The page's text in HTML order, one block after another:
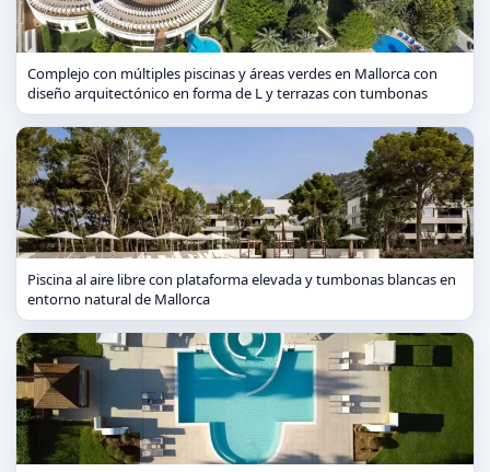
Complejo con múltiples piscinas y áreas verdes en Mallorca con
diseño arquitectónico en forma de L y terrazas con tumbonas
Piscina al aire libre con plataforma elevada y tumbonas blancas en
entorno natural de Mallorca